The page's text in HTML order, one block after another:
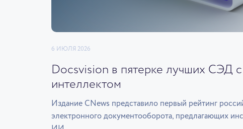
6 ИЮЛЯ 2026
Docsvision в пятерке лучших СЭД
интеллектом
Издание CNews представило первый рейтинг
электронного документооборота, предлагающих